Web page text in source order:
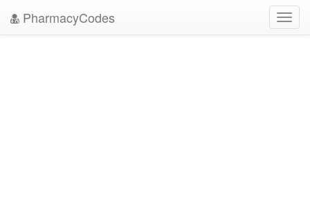
PharmacyCodes